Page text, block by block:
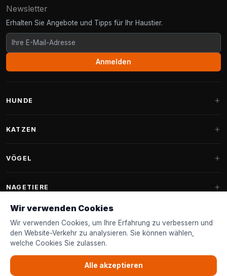
Newsletter
Erhalten Sie Angebote und Tipps für Ihr Haustier.
Anmelden
HUNDE
Fantail Hundebetten
Halsbänder & Leinen
Shampoo & Pflege
KATZEN
Kratzbäume
Kratzbäume für Maine Coon
Kratzbaum-Ersatzteile
Kratztonnen
Katzenbetten
VÖGEL
Futterhäuschen
Nistkästen & Nistmaterial
Gartenvogelfutter
NAGETIERE
Kaninchenfutter
Nagerfutter
Zubehör
FANTAIL
KUNDENSERVICE
Wir verwenden Cookies
Wir verwenden Cookies, um Ihre Erfahrung zu verbessern und
den Website-Verkehr zu analysieren. Sie können wählen,
welche Cookies Sie zulassen.
Alle akzeptieren